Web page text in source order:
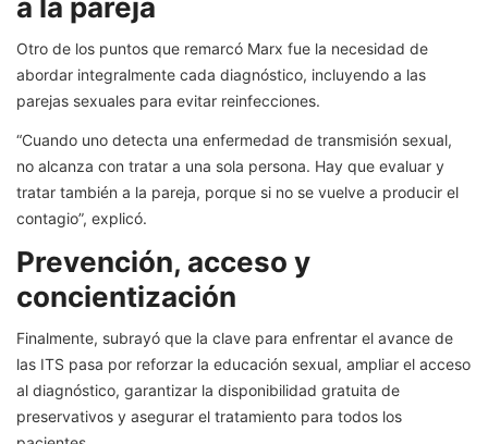
Otro de los puntos que remarcó Marx fue la necesidad de
abordar integralmente cada diagnóstico, incluyendo a las
parejas sexuales para evitar reinfecciones.
“Cuando uno detecta una enfermedad de transmisión sexual,
no alcanza con tratar a una sola persona. Hay que evaluar y
tratar también a la pareja, porque si no se vuelve a producir el
contagio”, explicó.
Prevención, acceso y
concientización
Finalmente, subrayó que la clave para enfrentar el avance de
las ITS pasa por reforzar la educación sexual, ampliar el acceso
al diagnóstico, garantizar la disponibilidad gratuita de
preservativos y asegurar el tratamiento para todos los